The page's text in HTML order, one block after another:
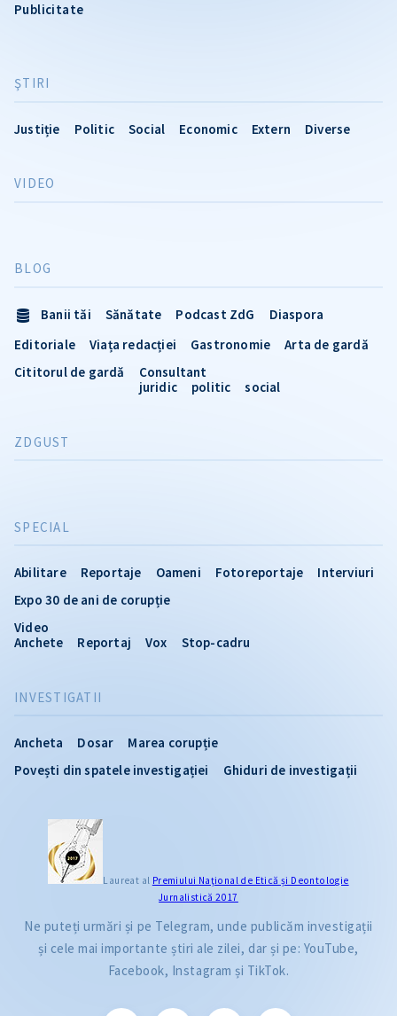
Publicitate
ŞTIRI
Justiție Politic Social Economic Extern Diverse
INVESTIGATII
Ancheta Dosar
Marea corupție
Povești din spatele investigației
Ghiduri de investigații
VIDEO
SPECIAL
Abilitare Reportaje Oameni Fotoreportaje
Interviuri
Expo 30 de ani de corupție
Video
Anchete
Reportaj Vox Stop-cadru
BLOG
Banii tăi Sănătate Podcast ZdG
Diaspora
Editoriale
Viața redacției Gastronomie
Arta de gardă
Cititorul de gardă
Consultant
juridic
politic social
ZDGUST
Laureat al Premiului Naţional de Etică și Deontologie
Jurnalistică 2017
Ne puteți urmări și pe Telegram, unde publicăm investigații
și cele mai importante știri ale zilei, dar și pe: YouTube,
Facebook, Instagram și TikTok.